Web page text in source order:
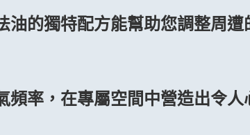
油的獨特配方能幫助您調整周
頻率，在專屬空間中營造出令